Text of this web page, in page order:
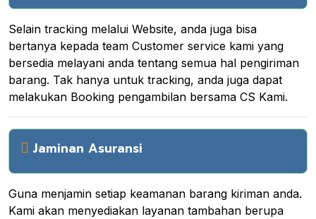
Selain tracking melalui Website, anda juga bisa
bertanya kepada team Customer service kami yang
bersedia melayani anda tentang semua hal pengiriman
barang. Tak hanya untuk tracking, anda juga dapat
melakukan Booking pengambilan bersama CS Kami.
Jaminan Asuransi
Guna menjamin setiap keamanan barang kiriman anda.
Kami akan menyediakan layanan tambahan berupa